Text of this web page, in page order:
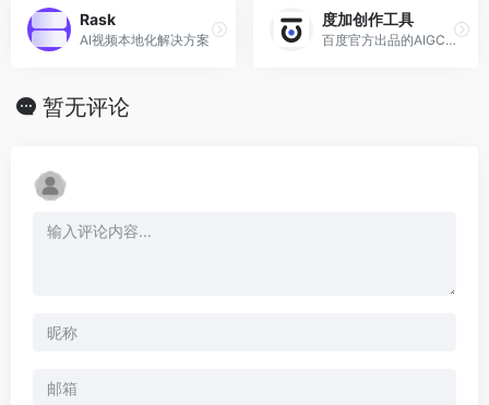
Rask
AI视频本地化解决方案
度加创作工具
百度官方出品的AIGC创作平台
暂无评论